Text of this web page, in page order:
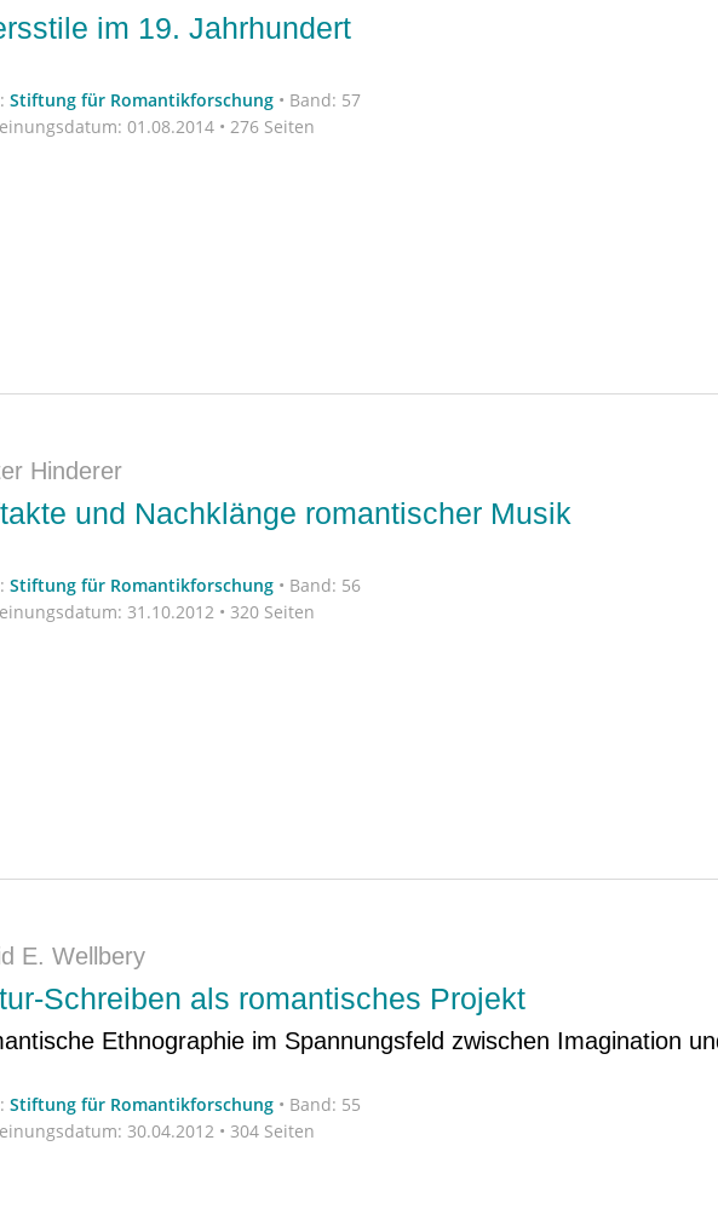
im 19. Jahrhundert
Stiftung für Romantikforschung • Band: 57
01.08.2014 • 276 Seiten
Hinderer
und Nachklänge romantischer Musik
Stiftung für Romantikforschung • Band: 56
31.10.2012 • 320 Seiten
E. Wellbery
Schreiben als romantisches Projekt
Ethnographie im Spannungsfeld zwischen Imagination
Stiftung für Romantikforschung • Band: 55
30.04.2012 • 304 Seiten